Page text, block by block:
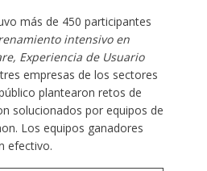
más de 450 participantes
intensivo en
Experiencia de Usuario
empresas de los sectores
plantearon retos de
solucionados por equipos de
Los equipos ganadores
efectivo.